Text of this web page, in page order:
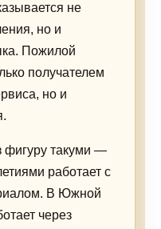
не
но и
Пожилой
получателем
но и
фигуру такуми —
работает с
В Южной
через